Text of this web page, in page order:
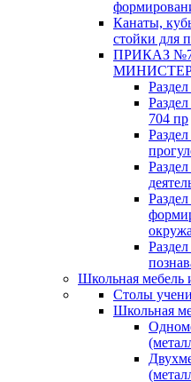
Канаты,
стойки для
ПРИКАЗ
704 пр
Школьная мебель
Столы
Школьная